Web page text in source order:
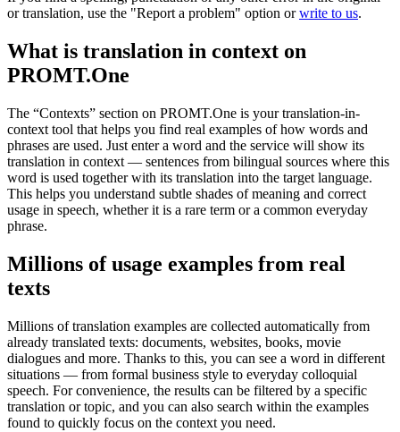
or translation, use the "Report a problem" option orwrite to us.
What is translation in context on
PROMT.One
The “Contexts” section on PROMT.One is your translation-in-
context tool that helps you find real examples of how words and
phrases are used. Just enter a word and the service will show its
translation in context — sentences from bilingual sources where this
word is used together with its translation into the target language.
This helps you understand subtle shades of meaning and correct
usage in speech, whether it is a rare term or a common everyday
phrase.
Millions of usage examples from real
texts
Millions of translation examples are collected automatically from
already translated texts: documents, websites, books, movie
dialogues and more. Thanks to this, you can see a word in different
situations — from formal business style to everyday colloquial
speech. For convenience, the results can be filtered by a specific
translation or topic, and you can also search within the examples
found to quickly focus on the context you need.